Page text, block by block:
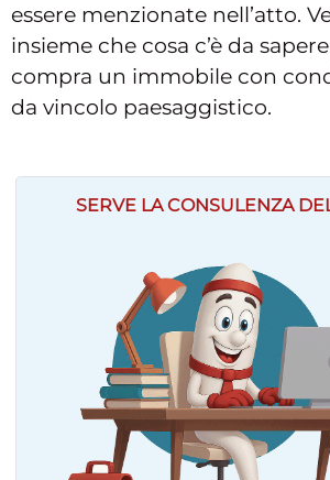
essere menzionate nell’atto.
insieme che cosa c’è da
compra un immobile con
da vincolo paesaggistico.
SERVE LA CONSULENZA